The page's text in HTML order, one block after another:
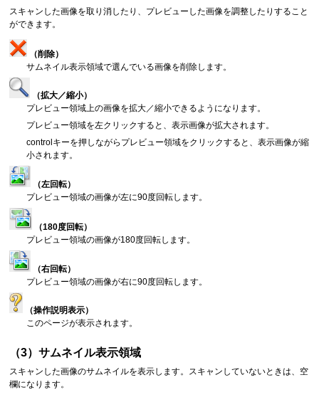
スキャンした画像を取り消したり、プレビューした画像を調整したりすること
ができます。
（削除）
サムネイル表示領域で選んでいる画像を削除します。
（拡大／縮小）
プレビュー領域上の画像を拡大／縮小できるようになります。
プレビュー領域を左クリックすると、表示画像が拡大されます。
controlキーを押しながらプレビュー領域をクリックすると、表示画像が縮
小されます。
（左回転）
プレビュー領域の画像が左に90度回転します。
（180度回転）
プレビュー領域の画像が180度回転します。
（右回転）
プレビュー領域の画像が右に90度回転します。
（操作説明表示）
このページが表示されます。
（3）サムネイル表示領域
スキャンした画像のサムネイルを表示します。 スキャンしていないときは、空
欄になります。